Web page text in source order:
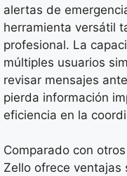
alertas de
herramienta versátil
profesional. La
múltiples usuarios
revisar mensajes
pierda información
eficiencia en la
Comparado con
Zello ofrece ventajas